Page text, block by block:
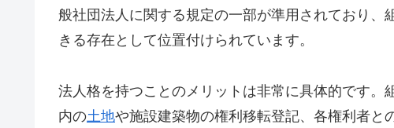
般社団法人に関する規定の一部が準用されており
きる存在として位置付けられています。
法人格を持つことのメリットは非常に具体的です。
内の土地や施設建築物の権利移転登記、各権利者と